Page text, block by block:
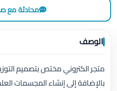
محادثة مع
الوصف
متجر الكتروني مختص بتصميم
بالإضافة إلى إنشاء المجسمات